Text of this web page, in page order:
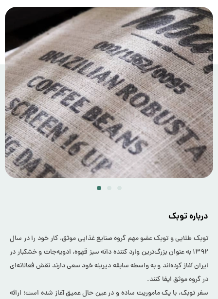
درباره توبک
توبک طلایی و توبک عضو مهم گروه صنایع غذایی موثق، کار خود را در سال
۱۳۹۲ به عنوان بزرگ‌ترین وارد کننده دانه سبز قهوه، ادویه‌جات و خشکبار در
ایران آغاز کرده‌اند و به واسطه سابقه دیرینه خود سعی دارند نقش فعالانه‌ای
در گروه موثق ایفا کنند.
سفر توبک، با یک ماموریت ساده و در عین حال عمیق آغاز شده است؛ ارائه